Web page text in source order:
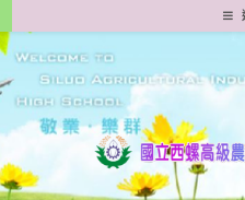
轉
至
要
容